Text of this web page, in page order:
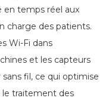
temps réel aux
charge des patients.
Wi-Fi dans
et les capteurs
fil, ce qui optimise
traitement des